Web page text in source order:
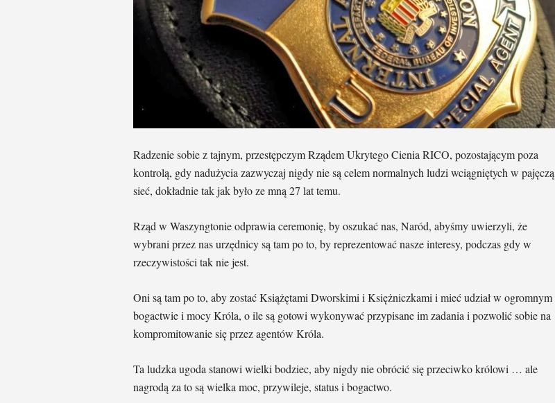
Radzenie sobie z tajnym, przestępczym Rządem Ukrytego Cienia RICO, pozostającym poza
kontrolą, gdy nadużycia zazwyczaj nigdy nie są celem normalnych ludzi wciągniętych w pajęczą
sieć, dokładnie tak jak było ze mną 27 lat temu.
Rząd w Waszyngtonie odprawia ceremonię, by oszukać nas, Naród, abyśmy uwierzyli, że
wybrani przez nas urzędnicy są tam po to, by reprezentować nasze interesy, podczas gdy w
rzeczywistości tak nie jest.
Oni są tam po to, aby zostać Książętami Dworskimi i Księżniczkami i mieć udział w ogromnym
bogactwie i mocy Króla, o ile są gotowi wykonywać przypisane im zadania i pozwolić sobie na
kompromitowanie się przez agentów Króla.
Ta ludzka ugoda stanowi wielki bodziec, aby nigdy nie obrócić się przeciwko królowi … ale
nagrodą za to są wielka moc, przywileje, status i bogactwo.